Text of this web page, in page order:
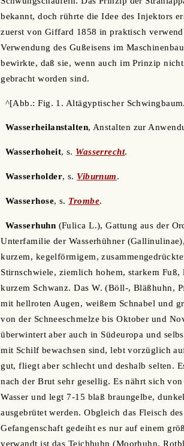
bekannt, doch rührte die Idee des Injektors
zuerst von Giffard 1858 in praktisch
Verwendung des Gußeisens im
bewirkte, daß sie, wenn auch im Prinzip
gebracht worden sind.
^[Abb.: Fig. 1. Altägyptischer
Wasserheilanstalten, Anstalten zur
Wasserhoheit, s. Wasserrecht.
Wasserholder, s. Viburnum.
Wasserhose, s. Trombe.
Wasserhuhn (Fulica L.), Gattung aus der
Unterfamilie der Wasserhühner
kurzem, kegelförmigem,
Stirnschwiele, ziemlich hohem, starkem
kurzem Schwanz. Das W. (Böll-, Bläßhuhn,
mit hellroten Augen, weißem Schnabel und
von der Schneeschmelze bis Oktober und
überwintert aber auch in Südeuropa und
mit Schilf bewachsen sind, lebt vorzüglich
gut, fliegt aber schlecht und deshalb selten.
nach der Brut sehr gesellig. Es nährt sich
Wasser und legt 7-15 blaß braungelbe,
ausgebrütet werden. Obgleich das Fleisch
Gefangenschaft gedeiht es nur auf einem
verwandt ist das Teichhuhn (Moorhuhn,